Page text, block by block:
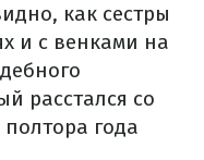
как сестры
и с венками на
расстался со
года